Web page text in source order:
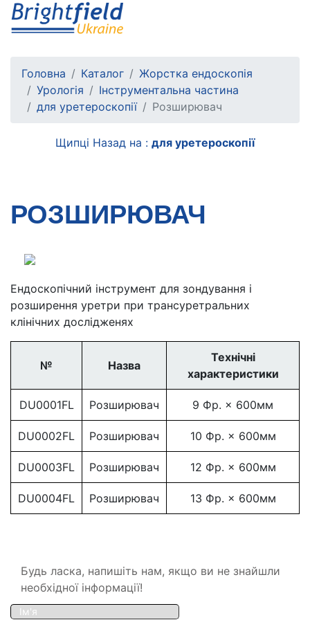
Головна Каталог
Жорстка ендоскопія
Урологія
Інструментальна частина
для уретероскопії
Розширювач
Щипці Назад на : для уретероскопії
РОЗШИРЮВАЧ
Ендоскопічний інструмент для зондування і
розширення уретри при трансуретральних
клінічних дослідженях
№ Назва
Технічні
характеристики
DU0001FL Розширювач 9 Фр. × 600мм
DU0002FL Розширювач 10 Фр. × 600мм
DU0003FL Розширювач 12 Фр. × 600мм
DU0004FL Розширювач 13 Фр. × 600мм
Будь ласка, напишіть нам, якщо ви не знайшли
необхідної інформації!